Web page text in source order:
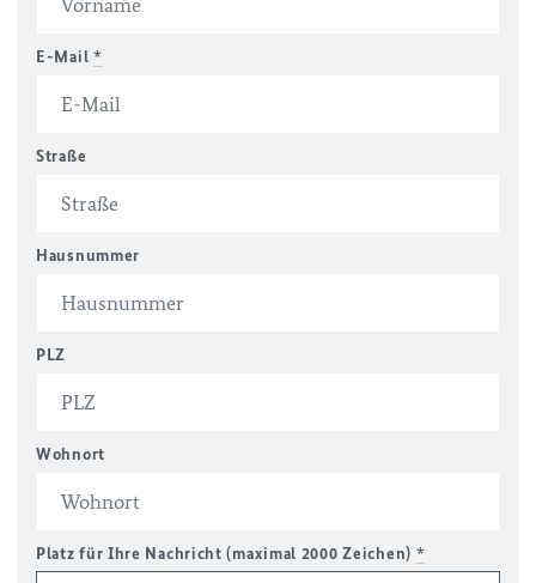
E-Mail *
Straße
Hausnummer
PLZ
Wohnort
Platz für Ihre Nachricht (maximal 2000 Zeichen) *